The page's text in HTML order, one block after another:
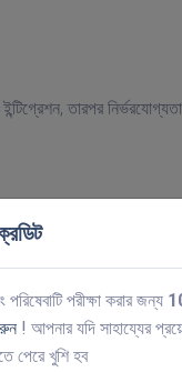
তারপর
পরিষেবাটি পরীক্ষা করার জন্য
! আপনার যদি সাহায্যের
পেরে খুশি হব